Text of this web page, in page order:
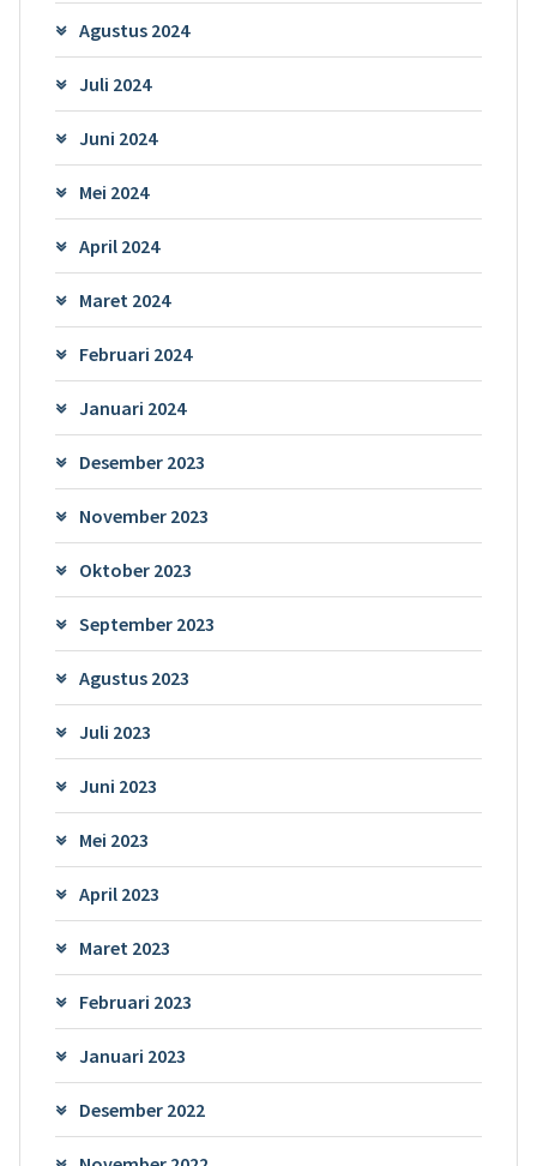
Agustus 2024
Juli 2024
Juni 2024
Mei 2024
April 2024
Maret 2024
Februari 2024
Januari 2024
Desember 2023
November 2023
Oktober 2023
September 2023
Agustus 2023
Juli 2023
Juni 2023
Mei 2023
April 2023
Maret 2023
Februari 2023
Januari 2023
Desember 2022